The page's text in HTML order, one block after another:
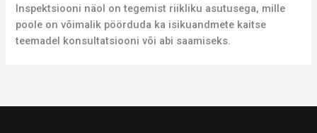
Inspektsiooni näol on tegemist riikliku asutusega, mille
poole on võimalik pöörduda ka isikuandmete kaitse
teemadel konsultatsiooni või abi saamiseks.